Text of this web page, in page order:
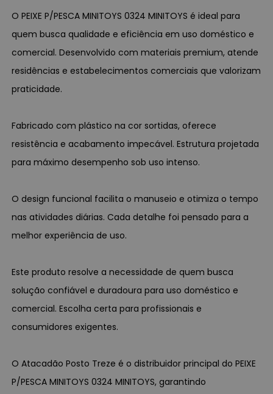
O PEIXE P/PESCA MINITOYS 0324 MINITOYS é ideal para
quem busca qualidade e eficiência em uso doméstico e
comercial. Desenvolvido com materiais premium, atende
residências e estabelecimentos comerciais que valorizam
praticidade.
Fabricado com plástico na cor sortidas, oferece
resistência e acabamento impecável. Estrutura projetada
para máximo desempenho sob uso intenso.
O design funcional facilita o manuseio e otimiza o tempo
nas atividades diárias. Cada detalhe foi pensado para a
melhor experiência de uso.
Este produto resolve a necessidade de quem busca
solução confiável e duradoura para uso doméstico e
comercial. Escolha certa para profissionais e
consumidores exigentes.
O Atacadão Posto Treze é o distribuidor principal do PEIXE
P/PESCA MINITOYS 0324 MINITOYS, garantindo